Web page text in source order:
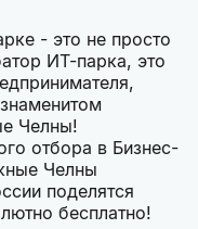
- это не просто
ИТ-парка, это
Челны!
отбора в Бизнес-
Челны
поделятся
бесплатно!